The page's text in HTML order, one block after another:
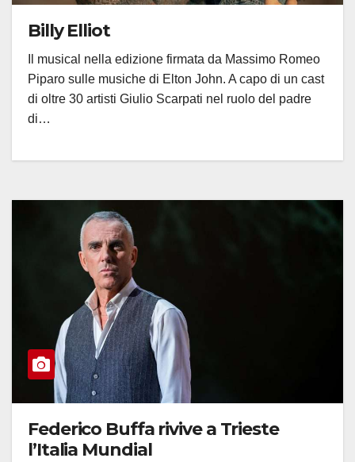
Billy Elliot
Il musical nella edizione firmata da Massimo Romeo
Piparo sulle musiche di Elton John. A capo di un cast
di oltre 30 artisti Giulio Scarpati nel ruolo del padre
di…
Federico Buffa rivive a Trieste
l’Italia Mundial